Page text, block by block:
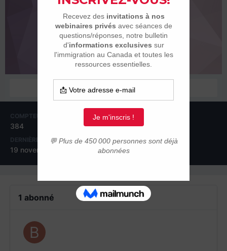
BATTT
Habitués
COMPTEUR DE CONTENUS
384
INSCRIPTION
1 décembre 2008
DERNIÈRE VISITE
19 novembre 2012
1 abonné